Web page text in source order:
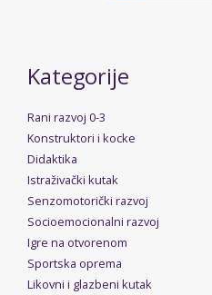
Kategorije
Rani razvoj 0-3
Konstruktori i kocke
Didaktika
Istraživački kutak
Senzomotorički razvoj
Socioemocionalni razvoj
Igre na otvorenom
Sportska oprema
Likovni i glazbeni kutak